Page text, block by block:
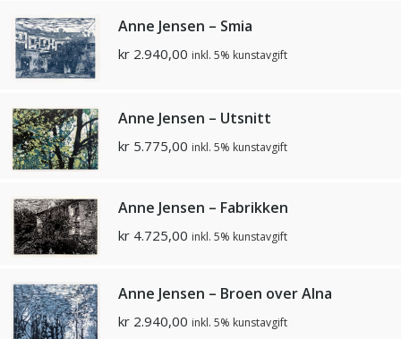
Anne Jensen – Smia
kr 2.940,00 inkl. 5% kunstavgift
Anne Jensen – Utsnitt
kr 5.775,00 inkl. 5% kunstavgift
Anne Jensen – Fabrikken
kr 4.725,00 inkl. 5% kunstavgift
Anne Jensen – Broen over Alna
kr 2.940,00 inkl. 5% kunstavgift